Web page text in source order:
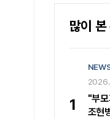
많이 본
1
2026.
"부
조현